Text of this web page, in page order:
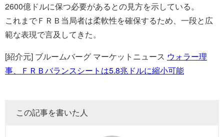
2600億ドルに保つ必要があるとの見方を示している。
これまでＦＲＢ当局者は柔軟性を確保するため、一段と広
範な表現で言及してきた。
[紹介元] ブルームバーグ マーケットニュース ウォラー理
事、ＦＲＢバランスシートは5.8兆ドルに縮小可能
この記事を書いた人